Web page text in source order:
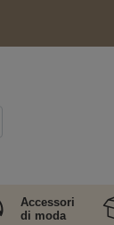
Accessori
di moda